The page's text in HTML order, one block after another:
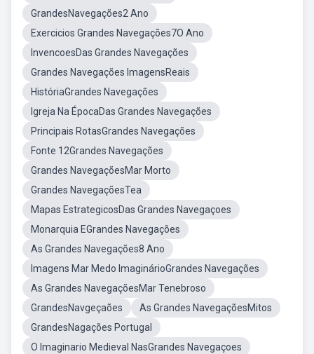
GrandesNavegações2 Ano
Exercicios Grandes Navegações7O Ano
InvencoesDas Grandes Navegações
Grandes Navegações ImagensReais
HistóriaGrandes Navegações
Igreja Na ÉpocaDas Grandes Navegações
Principais RotasGrandes Navegações
Fonte 12Grandes Navegações
Grandes NavegaçõesMar Morto
Grandes NavegaçõesTea
Mapas EstrategicosDas Grandes Navegaçoes
Monarquia EGrandes Navegações
As Grandes Navegações8 Ano
Imagens Mar Medo ImaginárioGrandes Navegações
As Grandes NavegaçõesMar Tenebroso
GrandesNavgeçaões
As Grandes NavegaçõesMitos
GrandesNagações Portugal
O Imaginario Medieval NasGrandes Navegaçoes